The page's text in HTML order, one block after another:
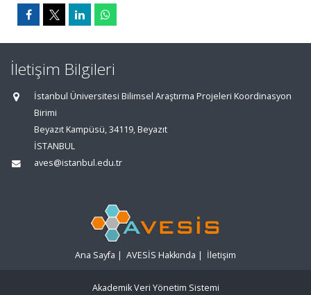
İletişim Bilgileri
İstanbul Üniversitesi Bilimsel Araştırma Projeleri Koordinasyon
Birimi
Beyazıt Kampüsü, 34119, Beyazıt
İSTANBUL
aves@istanbul.edu.tr
Ana Sayfa | AVESİS Hakkında | İletişim
Akademik Veri Yönetim Sistemi